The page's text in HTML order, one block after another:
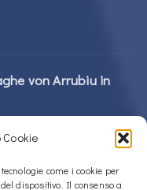
come i cookie per
dispositivo. Il consenso a
von Arrubiu in
Komplex in Alà dei